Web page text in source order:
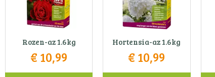
Rozen-az 1.6kg
€ 10,99
Hortensia-az 1.6kg
€ 10,99